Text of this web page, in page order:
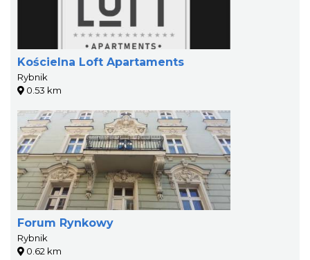
Kościelna Loft Apartaments
Rybnik
0.53 km
Forum Rynkowy
Rybnik
0.62 km